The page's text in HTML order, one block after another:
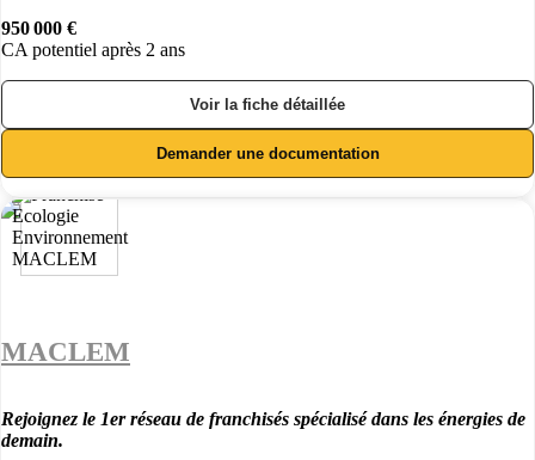
950 000 €
CA potentiel après 2 ans
Voir la fiche détaillée
Demander une documentation
MACLEM
Rejoignez le 1er réseau de franchisés spécialisé dans les énergies de
demain.